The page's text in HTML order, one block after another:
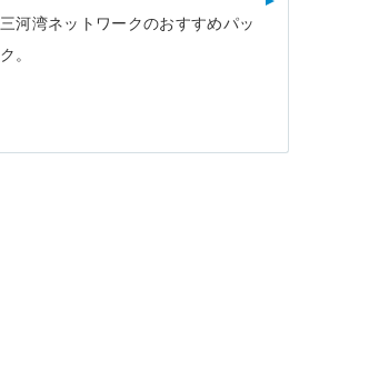
三河湾ネットワークのおすすめパッ
ク。